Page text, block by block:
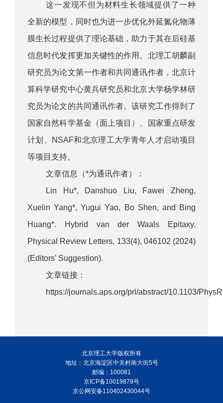
这一发现不但为材料生长领域提供了一种
全新的模型，同时也为进一步优化外延氮化物薄
膜生长过程提供了理论基础，助力于其在后硅基
信息时代发挥更加关键性的作用。北理工胡麟副
研究员为论文第一作者和共同通讯作者，北京计
算科学研究中心黄兵研究员和北京大学杨学林研
究员为论文的共同通讯作者。该研究工作得到了
国家自然科学基金（面上项目）、国家重点研发
计划、NSAF和北京理工大学青年人才启动项目
等项目支持。
文章信息（*为通讯作者）：
Lin Hu*, Danshuo Liu, Fawei Zheng,
Xuelin Yang*, Yugui Yao, Bo Shen, and Bing
Huang*. Hybrid van der Waals Epitaxy.
Physical Review Letters, 133(4), 046102 (2024)
(Editors’ Suggestion).
文章链接：
https://journals.aps.org/prl/abstract/10.1103/
北京理工大学版权所有
地址：北京海淀区中关村南大街5号
邮编：100081
京ICP备10019879号
京公网安备110402430044号